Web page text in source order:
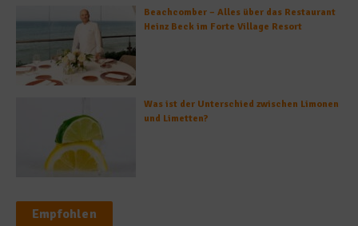
Beachcomber – Alles über das Restaurant
Heinz Beck im Forte Village Resort
Was ist der Unterschied zwischen Limonen
und Limetten?
Empfohlen